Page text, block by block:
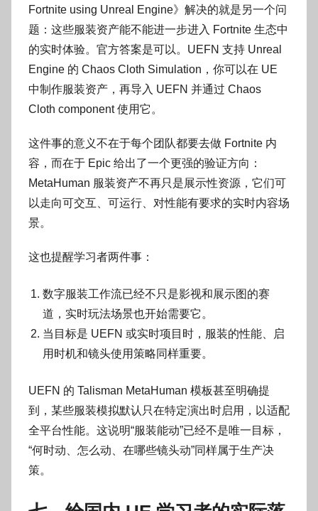
Fortnite using Unreal Engine》解决的就是另一个问
题：这些服装资产能不能进一步进入 Fortnite 生态中
的实时体验。官方答案是可以。UEFN 支持 Unreal
Engine 的 Chaos Cloth Simulation，你可以在 UE
中制作服装资产，再导入 UEFN 并通过 Chaos
Cloth component 使用它。
这件事的意义不在于每个团队都要去做 Fortnite 内
容，而在于 Epic 给出了一个更强的验证方向：
MetaHuman 服装资产不再只是展示性资源，它们可
以走向可交互、可运行、对性能有要求的实时内容场
景。
这也提醒学习者两件事：
数字服装工作流已经不只是影视和展示图的赛
道，实时玩法场景也开始需要它。
当目标是 UEFN 或实时项目时，服装的性能、启
用时机和镜头使用策略同样重要。
UEFN 的 Talisman MetaHuman 模板甚至明确提
到，某些服装模拟默认只在特定演出时启用，以适配
全平台性能。这说明“服装能动”已经不是唯一目标，
“何时动、怎么动、在哪些镜头动”同样属于生产决
策。